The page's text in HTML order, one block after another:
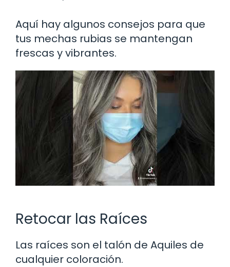
Aquí hay algunos consejos para que
tus mechas rubias se mantengan
frescas y vibrantes.
Retocar las Raíces
Las raíces son el talón de Aquiles de
cualquier coloración.